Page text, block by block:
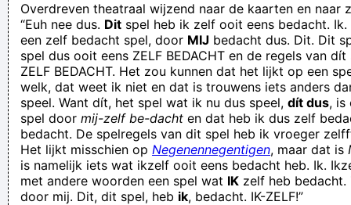
Overdreven theatraal wijzend naar de kaarten en naar
“Euh nee dus. Dit spel heb ik zelf ooit eens bedacht.
een zelf bedacht spel, door MIJ bedacht dus. Dit. Dit
spel dus ooit eens ZELF BEDACHT en de regels van
ZELF BEDACHT. Het zou kunnen dat het lijkt op een
welk, dat weet ik niet en dat is trouwens iets anders
speel. Want dít, het spel wat ik nu dus speel, dít dus, is
spel door mij-zelf be-dacht en dat heb ik dus zelf
bedacht. De spelregels van dit spel heb ik vroeger
Het lijkt misschien op Negenennegentigen, maar dat is
is namelijk iets wat ikzelf ooit eens bedacht heb. Ik.
met andere woorden een spel wat IK zelf heb
door mij. Dit, dit spel, heb ik, bedacht. IK-ZELF!”